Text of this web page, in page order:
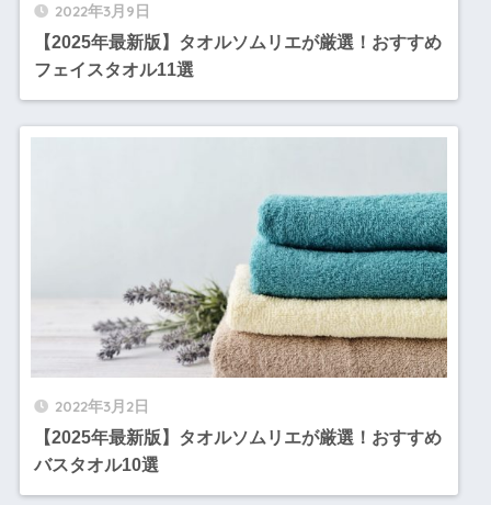
2022年3月9日
【2025年最新版】タオルソムリエが厳選！おすすめ
フェイスタオル11選
2022年3月2日
【2025年最新版】タオルソムリエが厳選！おすすめ
バスタオル10選